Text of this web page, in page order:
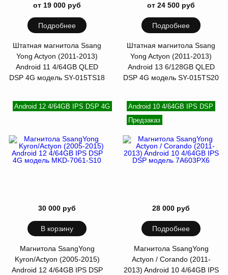
от 19 000 руб
Подробнее
Штатная магнитола Ssang
Yong Actyon (2011-2013)
Android 11 4/64GB QLED
DSP 4G модель SY-015TS18
от 24 500 руб
Подробнее
Штатная магнитола Ssang
Yong Actyon (2011-2013)
Android 13 6/128GB QLED
DSP 4G модель SY-015TS20
Android 12 4/64GB IPS DSP 4G
30 000 руб
В корзину
Магнитола SsangYong
Kyron/Actyon (2005-2015)
Android 12 4/64GB IPS DSP
Android 10 4/64GB IPS DSP
Предзаказ
28 000 руб
Подробнее
Магнитола SsangYong
Actyon / Corando (2011-
2013) Android 10 4/64GB IPS